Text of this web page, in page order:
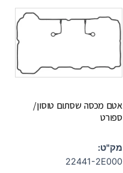
אטם מכסה שסתום טוסון/
ספורט
מק"ט:
22441-2E000